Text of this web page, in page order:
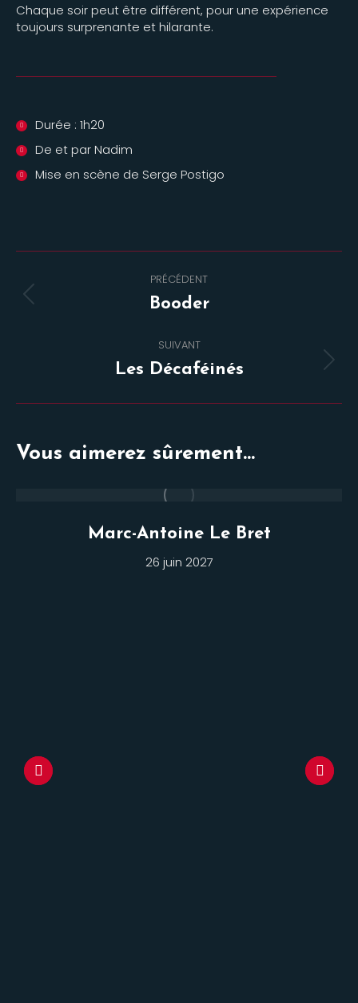
Chaque soir peut être différent, pour une expérience
toujours surprenante et hilarante.
Durée : 1h20
De et par Nadim
Mise en scène de Serge Postigo
de
PRÉCÉDENT
Onglet
Booder
SUIVANT
Projets
Les Décaféinés
Vous aimerez sûrement...
Marc-Antoine Le Bret
26 juin 2027